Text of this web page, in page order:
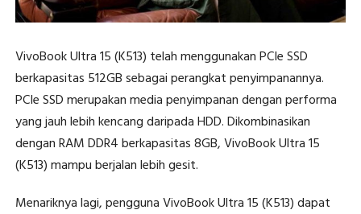
VivoBook Ultra 15 (K513) telah menggunakan PCIe SSD
berkapasitas 512GB sebagai perangkat penyimpanannya.
PCIe SSD merupakan media penyimpanan dengan performa
yang jauh lebih kencang daripada HDD. Dikombinasikan
dengan RAM DDR4 berkapasitas 8GB, VivoBook Ultra 15
(K513) mampu berjalan lebih gesit.
Menariknya lagi, pengguna VivoBook Ultra 15 (K513) dapat